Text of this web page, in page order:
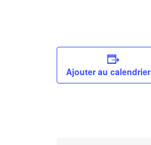
Ajouter au calendrier